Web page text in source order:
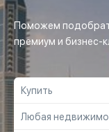
Поможем
премиум и бизнес-
Купить
Купить
Любая